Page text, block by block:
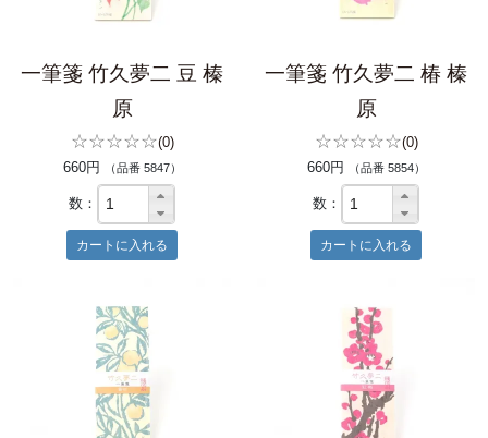
一筆箋 竹久夢二 豆 榛
原
☆☆☆☆☆(0)
660円
（品番 5847）
数：
一筆箋 竹久夢二 椿 榛
原
☆☆☆☆☆(0)
660円
（品番 5854）
数：